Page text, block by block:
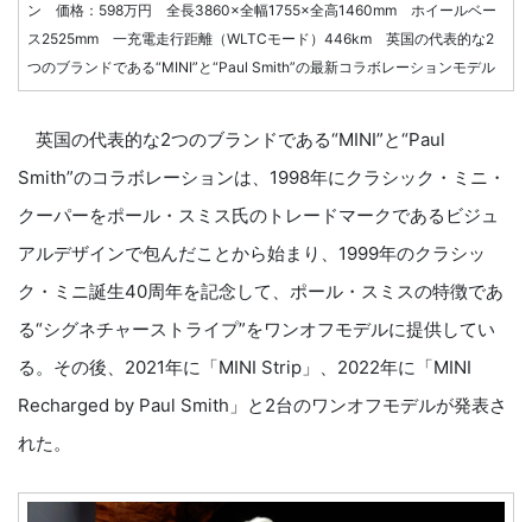
ン 価格：598万円 全長3860×全幅1755×全高1460mm ホイールベー
ス2525mm 一充電走行距離（WLTCモード）446km 英国の代表的な2
つのブランドである“MINI”と“Paul Smith”の最新コラボレーションモデル
英国の代表的な2つのブランドである“MINI”と“Paul
Smith”のコラボレーションは、1998年にクラシック・ミニ・
クーパーをポール・スミス氏のトレードマークであるビジュ
アルデザインで包んだことから始まり、1999年のクラシッ
ク・ミニ誕生40周年を記念して、ポール・スミスの特徴であ
る“シグネチャーストライプ”をワンオフモデルに提供してい
る。その後、2021年に「MINI Strip」、2022年に「MINI
Recharged by Paul Smith」と2台のワンオフモデルが発表さ
れた。